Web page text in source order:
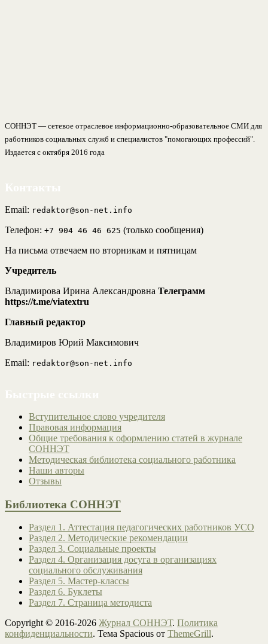
СОННЭТ — сетевое отраслевое информационно-образовательное СМИ для
работников социальных служб и специалистов "помогающих профессий".
Издается с октября 2016 года
Email: redaktor@son-net.info
Телефон: +7 904 46 46 625 (только сообщения)
На письма отвечаем по вторникам и пятницам
Учредитель
Владимирова Ирина Александровна Телеграмм
https://t.me/viatextru
Главный редактор
Владимиров Юрий Максимович
Email: redaktor@son-net.info
Вступительное слово учредителя
Правовая информация
Общие требования к оформлению статей в журнале
СОННЭТ
Методическая библиотека социального работника
Наши авторы
Отзывы
Библиотека СОННЭТ
Раздел 1. Аттестация педагогических работников УСО
Раздел 2. Методические рекомендации
Раздел 3. Социальные проекты
Раздел 4. Организация досуга в организациях
социального обслуживания
Раздел 5. Мастер-классы
Раздел 6. Буклеты
Раздел 7. Страница методиста
Copyright © 2016-2026 Журнал СОННЭТ. Политика
конфиденциальности. Тема Spacious от ThemeGrill.